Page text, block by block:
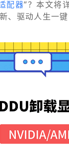
配器”？本文将
、驱动人生一